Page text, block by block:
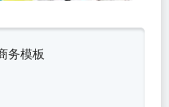
务模板